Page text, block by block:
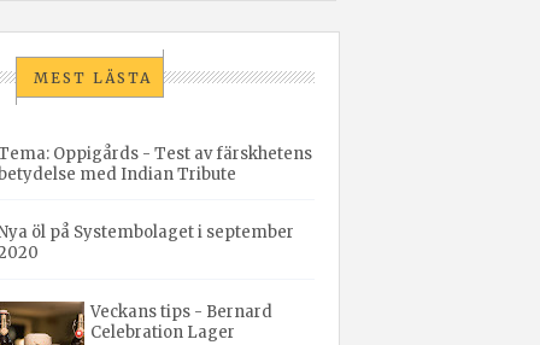
MEST LÄSTA
Oppigårds - Test av färskhetens
med Indian Tribute
öl på Systembolaget i september
Veckans tips - Bernard
Celebration Lager